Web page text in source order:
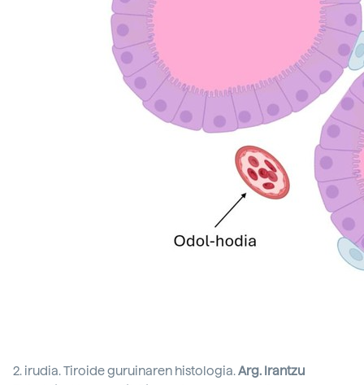
2. irudia. Tiroide guruinaren histologia.Arg. Irantzu